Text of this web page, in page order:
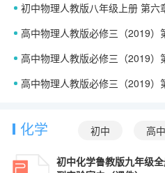
初中物理人教版八年级上册 第六
高中物理人教版必修三（2019）第十三章第3
高中物理人教版必修三（2019）第十二章第3节 实验
高中物理人教版必修三（2019）第十一
化学 初中 高中
初中化学鲁教版九年级